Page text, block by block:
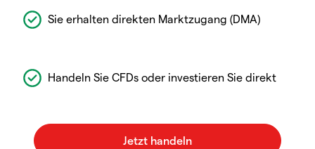
Sie erhalten direkten Marktzugang (DMA)
Handeln Sie CFDs oder investieren Sie direkt